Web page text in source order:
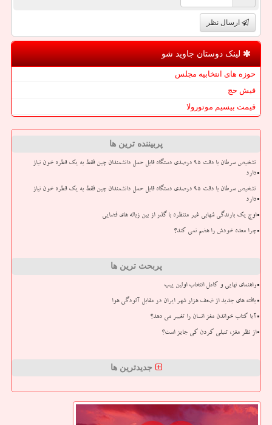
ارسال نظر
لینک دوستان جاوید شو
حوزه های انتخابیه مجلس
فیش حج
قیمت بیسیم موتورولا
پربیننده ترین ها
تشخیص سرطان با دقت ۹۵ درصدی دستگاه قابل حمل دانشمندان چین فقط به یک قطره خون نیاز
دارد
تشخیص سرطان با دقت ۹۵ درصدی دستگاه قابل حمل دانشمندان چین فقط به یک قطره خون نیاز
دارد
اوج یک بارندگی شهابی غیر منتظره با گذر از بین زباله های فضایی
چرا معده خودش را هضم نمی کند؟
پربحث ترین ها
راهنمای نهایی و کامل انتخاب اولین پیپ
یافته های جدید از ضعف هزار شهر ایران در مقابل آلودگی هوا
آیا کتاب خواندن مغز انسان را تغییر می دهد؟
از نظر مغز، تنبلی کردن کی جایز است؟
جدیدترین ها